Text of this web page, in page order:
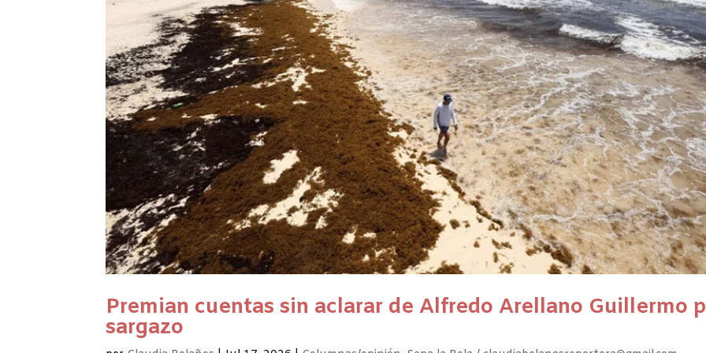
Premian cuentas sin aclarar de Alfredo Arellano Guillermo
sargazo